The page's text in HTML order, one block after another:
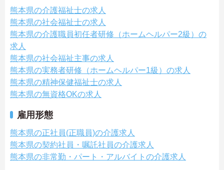
熊本県の介護福祉士の求人
熊本県の社会福祉士の求人
熊本県の介護職員初任者研修（ホームヘルパー2級）の
求人
熊本県の社会福祉主事の求人
熊本県の実務者研修（ホームヘルパー1級）の求人
熊本県の精神保健福祉士の求人
熊本県の無資格OKの求人
雇用形態
熊本県の正社員(正職員)の介護求人
熊本県の契約社員・嘱託社員の介護求人
熊本県の非常勤・パート・アルバイトの介護求人